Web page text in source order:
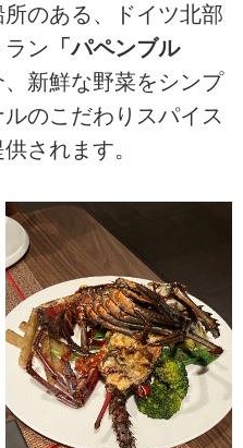
のある、ドイツ北部
ン 「パペンブル
新鮮な野菜をシンプ
のこだわりスパイス
されます。